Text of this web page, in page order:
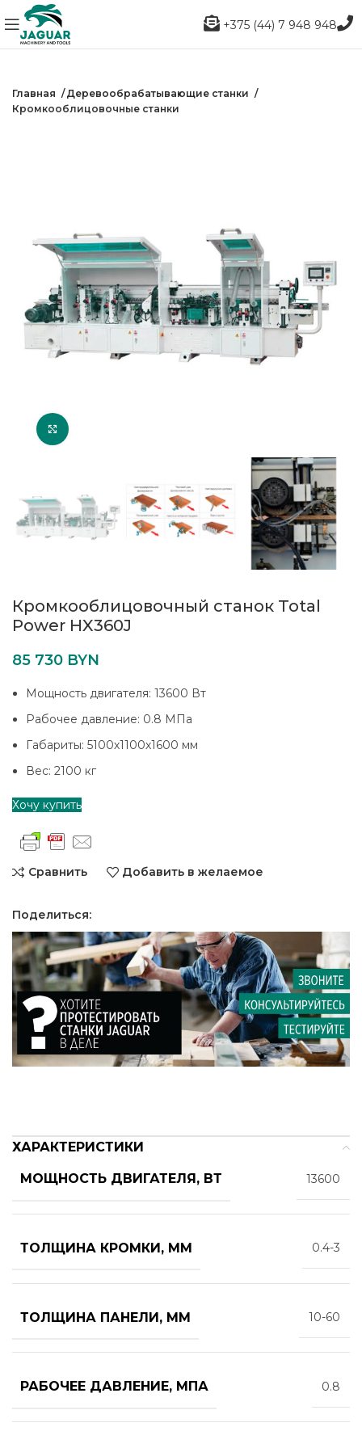
+375 (44) 7 948 948
Главная
Деревообрабатывающие станки
Кромкооблицовочные станки
Кромкооблицовочный станок Total
Power HX360J
85 730 BYN
Мощность двигателя: 13600 Вт
Рабочее давление: 0.8 МПа
Габариты: 5100х1100х1600 мм
Вес: 2100 кг
Хочу купить
Сравнить Добавить в желаемое
Поделиться:
ХАРАКТЕРИСТИКИ
МОЩНОСТЬ ДВИГАТЕЛЯ, ВТ 13600
ТОЛЩИНА КРОМКИ, ММ 0.4-3
ТОЛЩИНА ПАНЕЛИ, ММ 10-60
РАБОЧЕЕ ДАВЛЕНИЕ, МПА 0.8